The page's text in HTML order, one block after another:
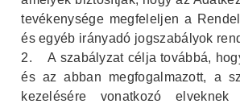
tevékenysége megfeleljen a
és egyéb irányadó jogszabályok
2.
A szabályzat célja továbbá,
és az abban megfogalmazott, a
kezelésére vonatkozó